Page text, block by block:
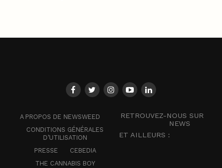
A PROPOS DE NEWSWEED
CONDITIONS GÉNÉRALES
D’UTILISATION
PRESSE
CEBEDIA
THE CANNABIS BOY
RETROUVEZ-NOUS SUR
NEWS
ET AILLEURS :